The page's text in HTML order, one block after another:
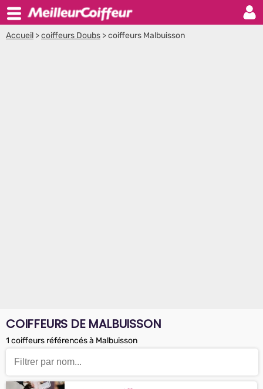
Accueil >coiffeurs Doubs >coiffeurs Malbuisson
COIFFEURS DE MALBUISSON
1 coiffeurs référencés à Malbuisson